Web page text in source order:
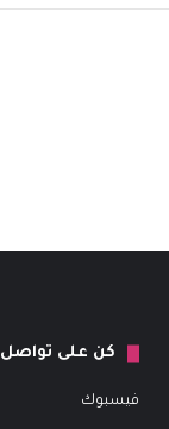
كن على تواصل
فيسبوك